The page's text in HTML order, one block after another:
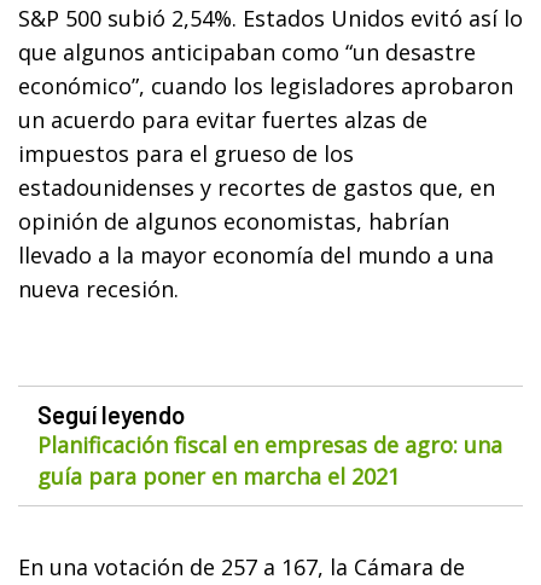
S&P 500 subió 2,54%. Estados Unidos evitó así lo
que algunos anticipaban como “un desastre
económico”, cuando los legisladores aprobaron
un acuerdo para evitar fuertes alzas de
impuestos para el grueso de los
estadounidenses y recortes de gastos que, en
opinión de algunos economistas, habrían
llevado a la mayor economía del mundo a una
nueva recesión.
Seguí leyendo
Planificación fiscal en empresas de agro: una
guía para poner en marcha el 2021
En una votación de 257 a 167, la Cámara de